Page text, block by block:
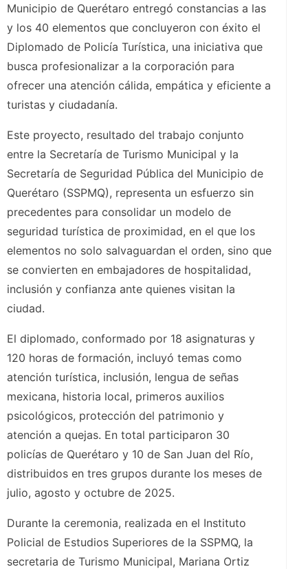
Municipio de Querétaro entregó constancias a las
y los 40 elementos que concluyeron con éxito el
Diplomado de Policía Turística, una iniciativa que
busca profesionalizar a la corporación para
ofrecer una atención cálida, empática y eficiente a
turistas y ciudadanía.
Este proyecto, resultado del trabajo conjunto
entre la Secretaría de Turismo Municipal y la
Secretaría de Seguridad Pública del Municipio de
Querétaro (SSPMQ), representa un esfuerzo sin
precedentes para consolidar un modelo de
seguridad turística de proximidad, en el que los
elementos no solo salvaguardan el orden, sino que
se convierten en embajadores de hospitalidad,
inclusión y confianza ante quienes visitan la
ciudad.
El diplomado, conformado por 18 asignaturas y
120 horas de formación, incluyó temas como
atención turística, inclusión, lengua de señas
mexicana, historia local, primeros auxilios
psicológicos, protección del patrimonio y
atención a quejas. En total participaron 30
policías de Querétaro y 10 de San Juan del Río,
distribuidos en tres grupos durante los meses de
julio, agosto y octubre de 2025.
Durante la ceremonia, realizada en el Instituto
Policial de Estudios Superiores de la SSPMQ, la
secretaria de Turismo Municipal, Mariana Ortiz